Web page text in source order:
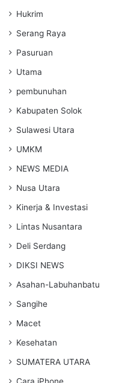
Hukrim
Serang Raya
Pasuruan
Utama
pembunuhan
Kabupaten Solok
Sulawesi Utara
UMKM
NEWS MEDIA
Nusa Utara
Kinerja & Investasi
Lintas Nusantara
Deli Serdang
DIKSI NEWS
Asahan-Labuhanbatu
Sangihe
Macet
Kesehatan
SUMATERA UTARA
Cara iPhone